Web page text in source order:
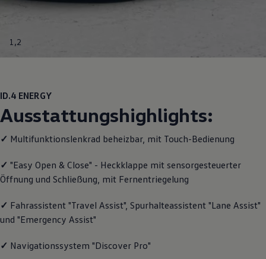
Motorenöl und Flüssigkeiten
Räder und Reifen
Individualisieren
Wallbox und Ladekabel
Digitale Extras
Dienste für Ihr Modell finden
Handy und Fahrzeug verbinden
Updates für Software, Karten und Radio
Vorgängermodelle
Kundeninformationen
Volkswagen Kundenbetreuung
Assistenzsysteme
1 ,2
ID.4 ENERGY
Ausstattungshighlights:
✓ Multifunktionslenkrad beheizbar, mit Touch-Bedienung
✓ "Easy Open & Close" - Heckklappe mit sensorgesteuerter
Öffnung und Schließung, mit Fernentriegelung
✓ Fahrassistent "Travel Assist", Spurhalteassistent "Lane Assist"
und "Emergency Assist"
✓ Navigationssystem "Discover Pro"